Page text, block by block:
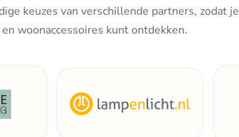
keuzes van verschillende partners, zodat je
woonaccessoires kunt ontdekken.